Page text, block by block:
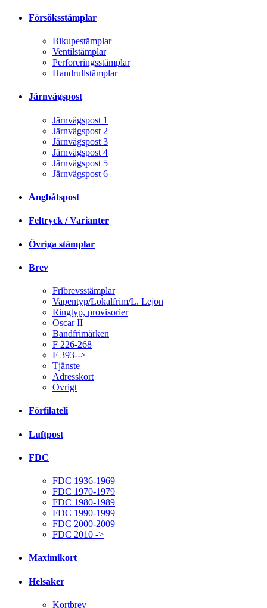
Försöksstämplar
Bikupestämplar
Ventilstämplar
Perforeringsstämplar
Handrullstämplar
Järnvägspost
Järnvägspost 1
Järnvägspost 2
Järnvägspost 3
Järnvägspost 4
Järnvägspost 5
Järnvägspost 6
Ångbåtspost
Feltryck / Varianter
Övriga stämplar
Brev
Fribrevsstämplar
Vapentyp/Lokalfrim/L. Lejon
Ringtyp, provisorier
Oscar II
Bandfrimärken
F 226-268
F 393-->
Tjänste
Adresskort
Övrigt
Förfilateli
Luftpost
FDC
FDC 1936-1969
FDC 1970-1979
FDC 1980-1989
FDC 1990-1999
FDC 2000-2009
FDC 2010 ->
Maximikort
Helsaker
Kortbrev